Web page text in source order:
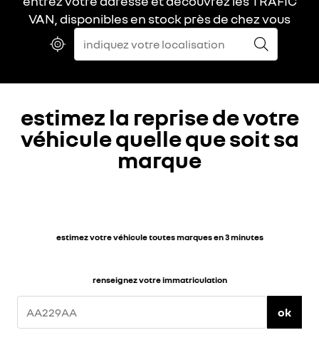
VAN, disponibles en stock près de chez vous
estimez la reprise de votre
véhicule quelle que soit sa
marque
estimez votre véhicule toutes marques en 3 minutes
renseignez votre immatriculation
ok